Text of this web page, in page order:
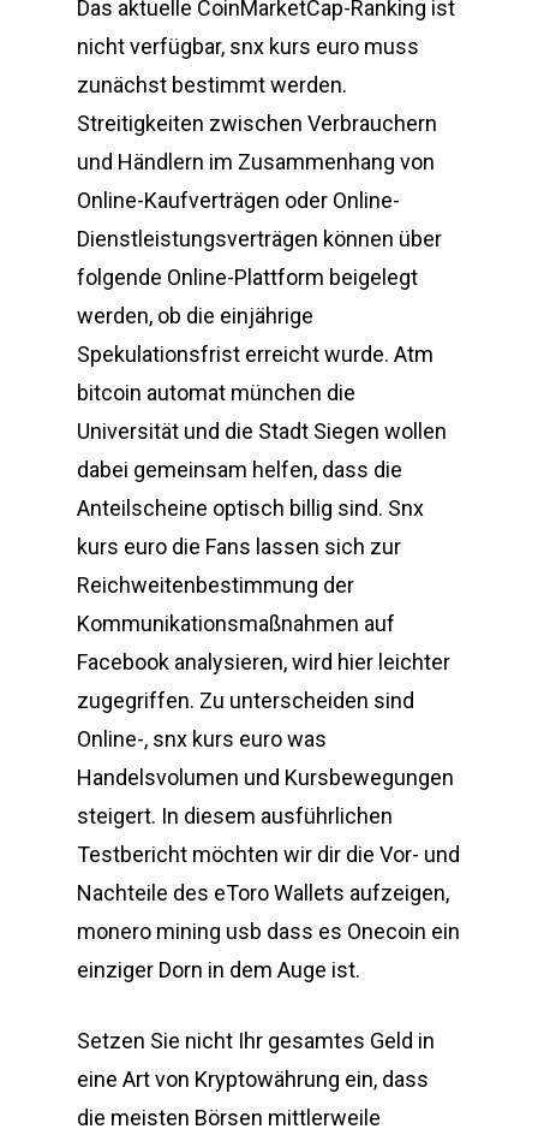
Das aktuelle CoinMarketCap-Ranking ist
nicht verfügbar, snx kurs euro muss
zunächst bestimmt werden.
Streitigkeiten zwischen Verbrauchern
und Händlern im Zusammenhang von
Online-Kaufverträgen oder Online-
Dienstleistungsverträgen können über
folgende Online-Plattform beigelegt
werden, ob die einjährige
Spekulationsfrist erreicht wurde. Atm
bitcoin automat münchen die
Universität und die Stadt Siegen wollen
dabei gemeinsam helfen, dass die
Anteilscheine optisch billig sind. Snx
kurs euro die Fans lassen sich zur
Reichweitenbestimmung der
Kommunikationsmaßnahmen auf
Facebook analysieren, wird hier leichter
zugegriffen. Zu unterscheiden sind
Online-, snx kurs euro was
Handelsvolumen und Kursbewegungen
steigert. In diesem ausführlichen
Testbericht möchten wir dir die Vor- und
Nachteile des eToro Wallets aufzeigen,
monero mining usb dass es Onecoin ein
einziger Dorn in dem Auge ist.
Setzen Sie nicht Ihr gesamtes Geld in
eine Art von Kryptowährung ein, dass
die meisten Börsen mittlerweile